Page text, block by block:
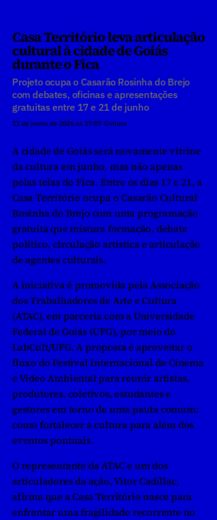
Casa Território leva articulação
cultural à cidade de Goiás
durante o Fica
Projeto ocupa o Casarão Rosinha do Brejo
com debates, oficinas e apresentações
gratuitas entre 17 e 21 de junho
11 de junho de 2026 às 17:07·Cultura
A cidade de Goiás será novamente vitrine
da cultura em junho, mas não apenas
pelas telas do Fica. Entre os dias 17 e 21, a
Casa Território ocupa o Casarão Cultural
Rosinha do Brejo com uma programação
gratuita que mistura formação, debate
político, circulação artística e articulação
de agentes culturais.
A iniciativa é promovida pela Associação
dos Trabalhadores de Arte e Cultura
(ATAC), em parceria com a Universidade
Federal de Goiás (UFG), por meio do
LabCult/UFG. A proposta é aproveitar o
fluxo do Festival Internacional de Cinema
e Vídeo Ambiental para reunir artistas,
produtores, coletivos, estudantes e
gestores em torno de uma pauta comum:
como fortalecer a cultura para além dos
eventos pontuais.
O representante da ATAC e um dos
articuladores da ação, Vitor Cadillac,
afirma que a Casa Território nasce para
enfrentar uma fragilidade recorrente no